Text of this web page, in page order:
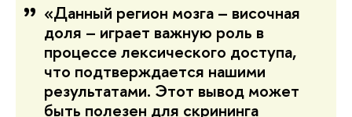
«Данный регион мозга – височная
доля – играет важную роль в
процессе лексического доступа,
что подтверждается нашими
результатами. Этот вывод может
быть полезен для скрининга